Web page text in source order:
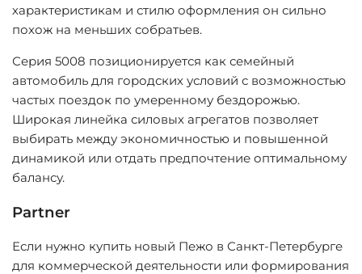
характеристикам и стилю оформления он сильно
похож на меньших собратьев.
Серия 5008 позиционируется как семейный
автомобиль для городских условий с возможностью
частых поездок по умеренному бездорожью.
Широкая линейка силовых агрегатов позволяет
выбирать между экономичностью и повышенной
динамикой или отдать предпочтение оптимальному
балансу.
Partner
Если нужно купить новый Пежо в Санкт-Петербурге
для коммерческой деятельности или формирования